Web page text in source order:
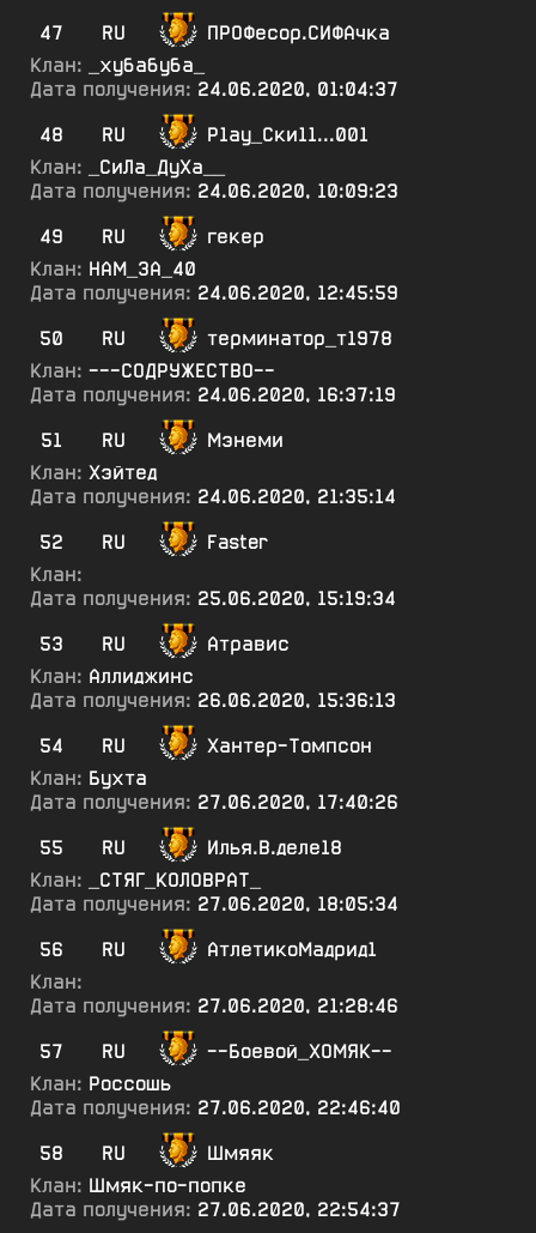
47
RU
ПРОФесор.СИФАчка
Клан:
_хубабуба_
Дата получения: 24.06.2020, 01:04:37
48
RU
Р1ау_Ски11...001
Клан:
_СиЛа_ДуХа__
Дата получения: 24.06.2020, 10:09:23
49
RU
гекер
Клан: НАМ_ЗА_40
Дата получения: 24.06.2020, 12:45:59
50
RU
терминатор_т1978
Клан: ---СОДРУЖЕСТВО--
Дата получения: 24.06.2020, 16:37:19
51
RU
Мэнеми
Клан: Хэйтед
Дата получения: 24.06.2020, 21:35:14
52
RU
Faster
Клан:
Дата получения: 25.06.2020, 15:19:34
53
RU
Атравис
Клан: Аллиджинс
Дата получения: 26.06.2020, 15:36:13
54
RU
Хантер-Томпсон
Клан: Бухта
Дата получения: 27.06.2020, 17:40:26
55
RU
Илья.В.деле18
Клан:
_СТЯГ_КОЛОВРАТ_
Дата получения: 27.06.2020, 18:05:34
56
RU
АтлетикоМадрид1
Клан:
Дата получения: 27.06.2020, 21:28:46
57
RU
--Боевой_ХОМЯК--
Клан: Россошь
Дата получения: 27.06.2020, 22:46:40
58
RU
Шмяяк
Клан: Шмяк-по-попке
Дата получения: 27.06.2020, 22:54:37